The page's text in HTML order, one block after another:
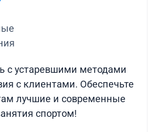
с устаревшими методами
с клиентами. Обеспечьте
лучшие и современные
спортом!